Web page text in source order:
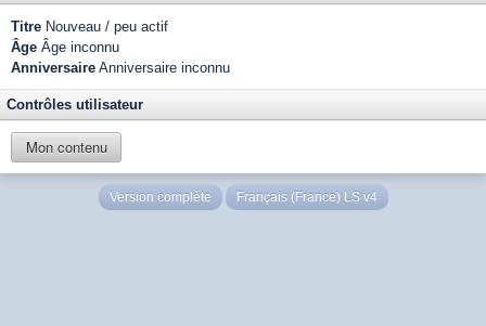
Titre Nouveau / peu actif
Âge Âge inconnu
Anniversaire Anniversaire inconnu
Contrôles utilisateur
Mon contenu
Version complète Français (France) LS v4